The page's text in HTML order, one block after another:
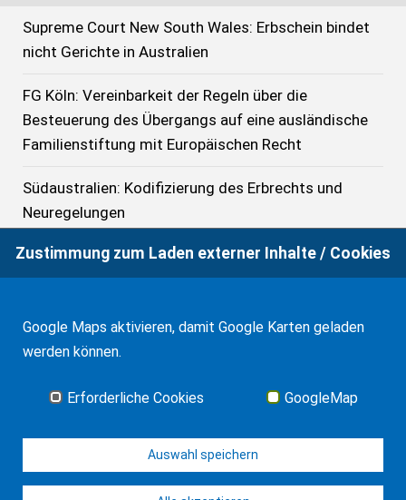
Supreme Court New South Wales: Erbschein bindet
nicht Gerichte in Australien
FG Köln: Vereinbarkeit der Regeln über die
Besteuerung des Übergangs auf eine ausländische
Familienstiftung mit Europäischen Recht
Südaustralien: Kodifizierung des Erbrechts und
Neuregelungen
BFH: Vermögen eines anglo-amerikanischen Trusts
als Nachlassvermögen des Errichters
BFH: Schenkungsteuer bei Ausschüttung Seitens
einer Vermögensmasse während deren Bestehen
Australien: Foreign Investors Act und Erbschaft
Alle News
Zustimmung zum Laden externer Inhalte / Cookies
Google Maps aktivieren, damit Google Karten geladen
werden können.
Erforderliche Cookies GoogleMap
Auswahl speichern